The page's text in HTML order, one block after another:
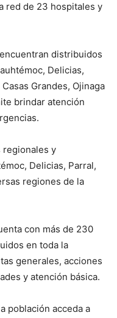
red de 23 hospitales y
distribuidos
Delicias,
Grandes, Ojinaga
brindar atención
regionales y
Delicias, Parral,
regiones de la
con más de 230
en toda la
generales, acciones
y atención básica.
población acceda a